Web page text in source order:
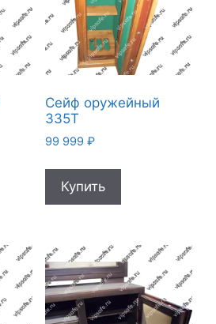
Сейф оружейный
335T
99 999 ₽
Купить